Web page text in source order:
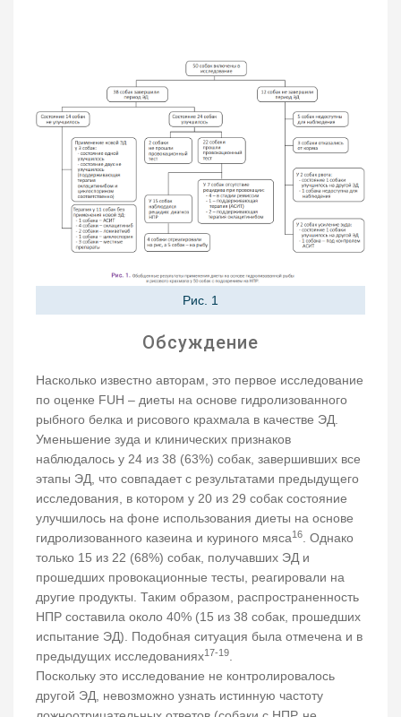
Рис. 1
Обсуждение
Насколько известно авторам, это первое исследование
по оценке FUH – диеты на основе гидролизованного
рыбного белка и рисового крахмала в качестве ЭД.
Уменьшение зуда и клинических признаков
наблюдалось у 24 из 38 (63%) собак, завершивших все
этапы ЭД, что совпадает с результатами предыдущего
исследования, в котором у 20 из 29 собак состояние
улучшилось на фоне использования диеты на основе
гидролизованного казеина и куриного мяса16. Однако
только 15 из 22 (68%) собак, получавших ЭД и
прошедших провокационные тесты, реагировали на
другие продукты. Таким образом, распространенность
НПР составила около 40% (15 из 38 собак, прошедших
испытание ЭД). Подобная ситуация была отмечена и в
предыдущих исследованиях17-19.
Поскольку это исследование не контролировалось
другой ЭД, невозможно узнать истинную частоту